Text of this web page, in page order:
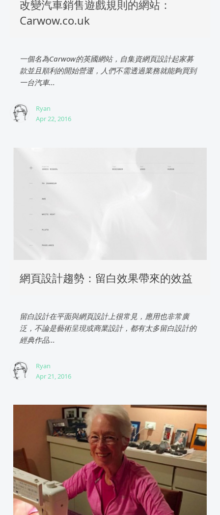
改變汽車銷售遊戲規則的網站：
Carwow.co.uk
一個名為Carwow的英國網站，自集資網頁設計起家募
款並且順利的開始營運，人們不需透過業務就能夠買到
一台汽車...
Ryan
Apr 22, 2016
網頁設計趨勢：留白效果帶來的效益
留白設計在平面與網頁設計上很常見，應用也非常廣
泛，不論是藝術呈現或商業設計，都有太多留白設計的
經典作品...
Ryan
Apr 21, 2016